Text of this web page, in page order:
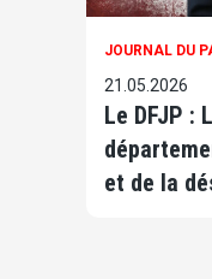
JOURNAL DU
21.05.2026
Le DFJP :
et de la